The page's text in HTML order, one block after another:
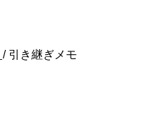
/引き継ぎメモ